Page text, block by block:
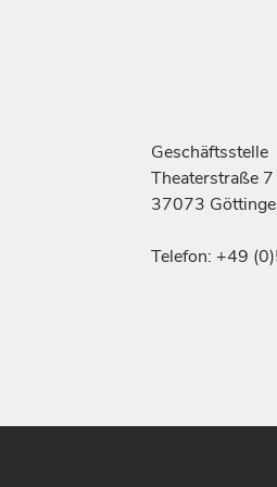
Geschäftsstelle
Theaterstraße 7
37073
Telefon: +49